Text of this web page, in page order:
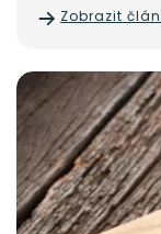
L-Tryptofan
Zobrazit